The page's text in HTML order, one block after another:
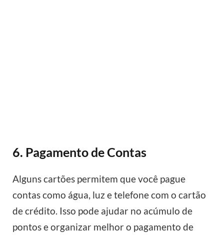
6. Pagamento de Contas
Alguns cartões permitem que você pague
contas como água, luz e telefone com o cartão
de crédito. Isso pode ajudar no acúmulo de
pontos e organizar melhor o pagamento de